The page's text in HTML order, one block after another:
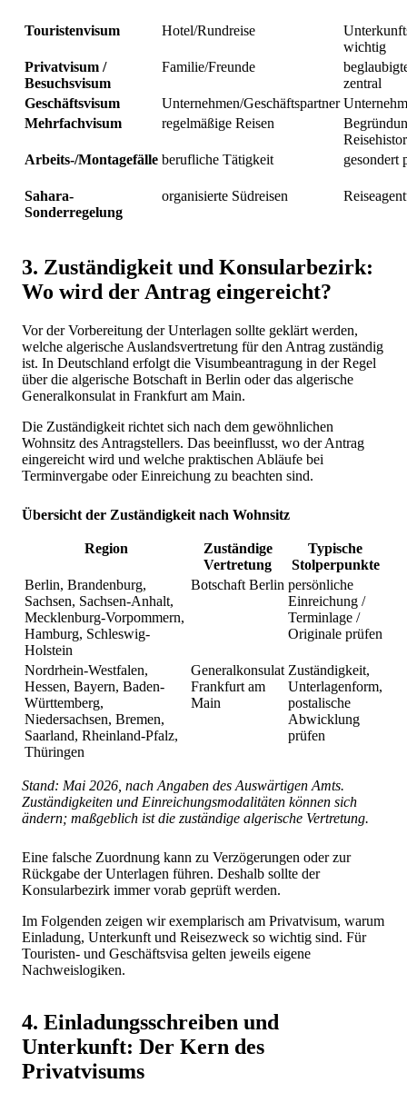
Touristenvisum Hotel/Rundreise
wichtig
Privatvisum /
Besuchsvisum
Familie/Freunde
zentral
Geschäftsvisum
Unternehmen/Geschäftspartner
Mehrfachvisum
regelmäßige Reisen
Arbeits-/Montagefälle berufliche Tätigkeit gesondert
Sahara-
Sonderregelung
organisierte Südreisen
3. Zuständigkeit und Konsularbezirk:
Wo wird der Antrag eingereicht?
Vor der Vorbereitung der Unterlagen sollte geklärt werden,
welche algerische Auslandsvertretung für den Antrag zuständig
ist. In Deutschland erfolgt die Visumbeantragung in der Regel
über die algerische Botschaft in Berlin oder das algerische
Generalkonsulat in Frankfurt am Main.
Die Zuständigkeit richtet sich nach dem gewöhnlichen
Wohnsitz des Antragstellers. Das beeinflusst, wo der Antrag
eingereicht wird und welche praktischen Abläufe bei
Terminvergabe oder Einreichung zu beachten sind.
Übersicht der Zuständigkeit nach Wohnsitz
Region
Zuständige
Vertretung
Typische
Stolperpunkte
Berlin, Brandenburg,
Sachsen, Sachsen-Anhalt,
Mecklenburg-Vorpommern,
Hamburg, Schleswig-
Holstein
Botschaft Berlin persönliche
Einreichung /
Terminlage /
Originale prüfen
Nordrhein-Westfalen,
Hessen, Bayern, Baden-
Württemberg,
Niedersachsen, Bremen,
Saarland, Rheinland-Pfalz,
Thüringen
Generalkonsulat
Frankfurt am
Main
Zuständigkeit,
Unterlagenform,
postalische
Abwicklung
prüfen
Stand: Mai 2026, nach Angaben des Auswärtigen Amts.
Zuständigkeiten und Einreichungsmodalitäten können sich
ändern; maßgeblich ist die zuständige algerische Vertretung.
Eine falsche Zuordnung kann zu Verzögerungen oder zur
Rückgabe der Unterlagen führen. Deshalb sollte der
Konsularbezirk immer vorab geprüft werden.
Im Folgenden zeigen wir exemplarisch am Privatvisum, warum
Einladung, Unterkunft und Reisezweck so wichtig sind. Für
Touristen- und Geschäftsvisa gelten jeweils eigene
Nachweislogiken.
4. Einladungsschreiben und
Unterkunft: Der Kern des
Privatvisums